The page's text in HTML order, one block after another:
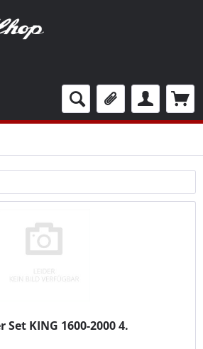
Set KING 1600-2000 4.